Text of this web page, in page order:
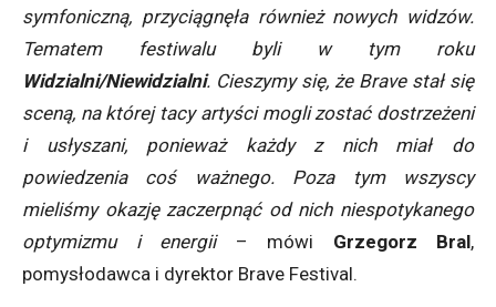
symfoniczną, przyciągnęła również nowych widzów.
Tematem festiwalu byli w tym roku
Widzialni/Niewidzialni. Cieszymy się, że Brave stał się
sceną, na której tacy artyści mogli zostać dostrzeżeni
i usłyszani, ponieważ każdy z nich miał do
powiedzenia coś ważnego. Poza tym wszyscy
mieliśmy okazję zaczerpnąć od nich niespotykanego
optymizmu i energii– mówi Grzegorz Bral,
pomysłodawca i dyrektor Brave Festival.